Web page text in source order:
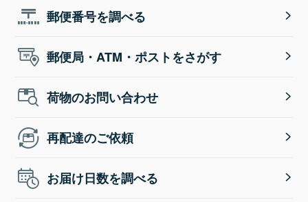
郵便番号を調べる
郵便局・ATM・ポストをさがす
荷物のお問い合わせ
再配達のご依頼
お届け日数を調べる